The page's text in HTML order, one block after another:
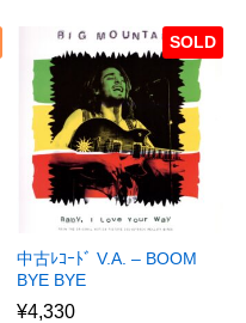
SOLD
中古ﾚｺｰﾄﾞ V.A. – BOOM
BYE BYE
¥4,330